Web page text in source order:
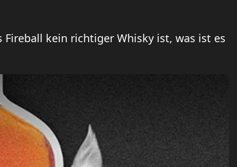
kein richtiger Whisky ist, was ist es